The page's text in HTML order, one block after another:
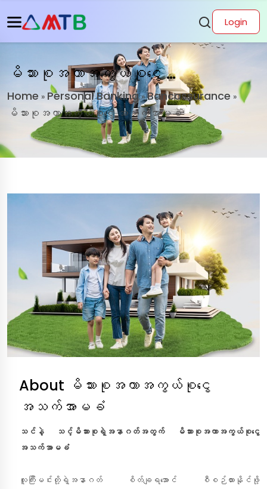
Login
မိသားစုအကာအကွယ်စုငွေ အသက်အာမခံ
Home » Personal Banking»Bancassurance »
မိသားစုအကာအကွယ်စုငွေ အသက်အာမခံ
About မိသားစုအကာအကွယ်စုငွေ
အသက်အာမခံ
သင်နဲ့ သင့်မိသားစုရဲ့အနာဂတ်အတွက် မိသားစုအကာအကွယ်စုငွေ
အသက်အာမခံ
လူကြီးမင်းတို့ရဲ့အနာဂတ် စိတ်ချရအောင် စီစဉ်ထားနိုင်ဖို့